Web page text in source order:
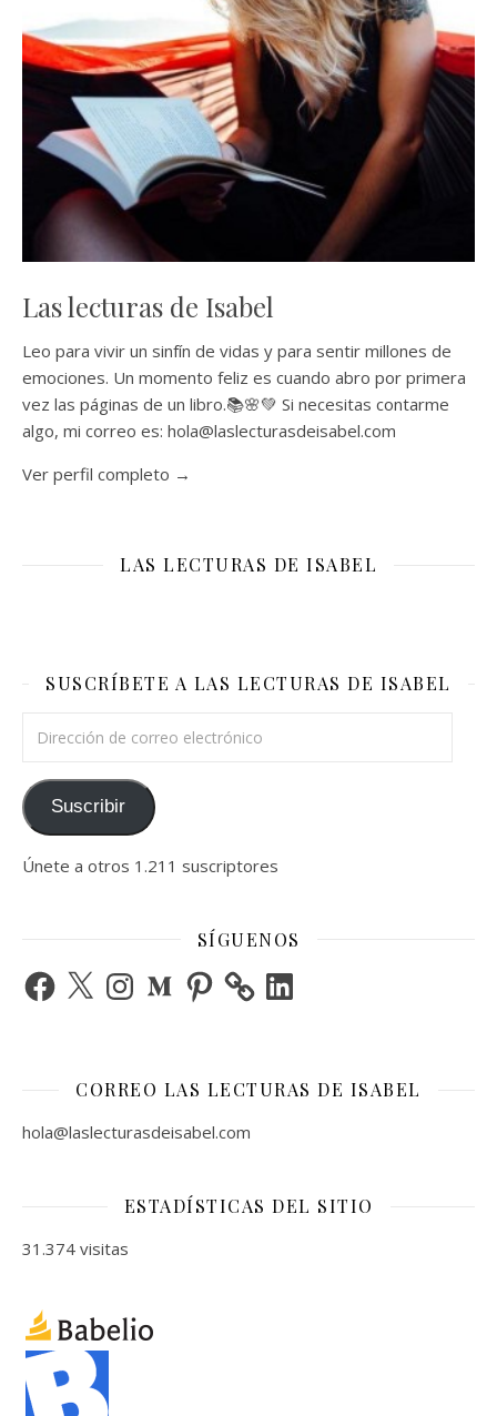
Las lecturas de Isabel
Leo para vivir un sinfín de vidas y para sentir millones de
emociones. Un momento feliz es cuando abro por primera
vez las páginas de un libro.📚🌸💚 Si necesitas contarme
algo, mi correo es: hola@laslecturasdeisabel.com
Ver perfil completo →
LAS LECTURAS DE ISABEL
SUSCRÍBETE A LAS LECTURAS DE ISABEL
Suscribir
Únete a otros 1.211 suscriptores
SÍGUENOS
Facebook
X InstagramMediumPinterest LinkedIn
CORREO LAS LECTURAS DE ISABEL
hola@laslecturasdeisabel.com
ESTADÍSTICAS DEL SITIO
31.374 visitas